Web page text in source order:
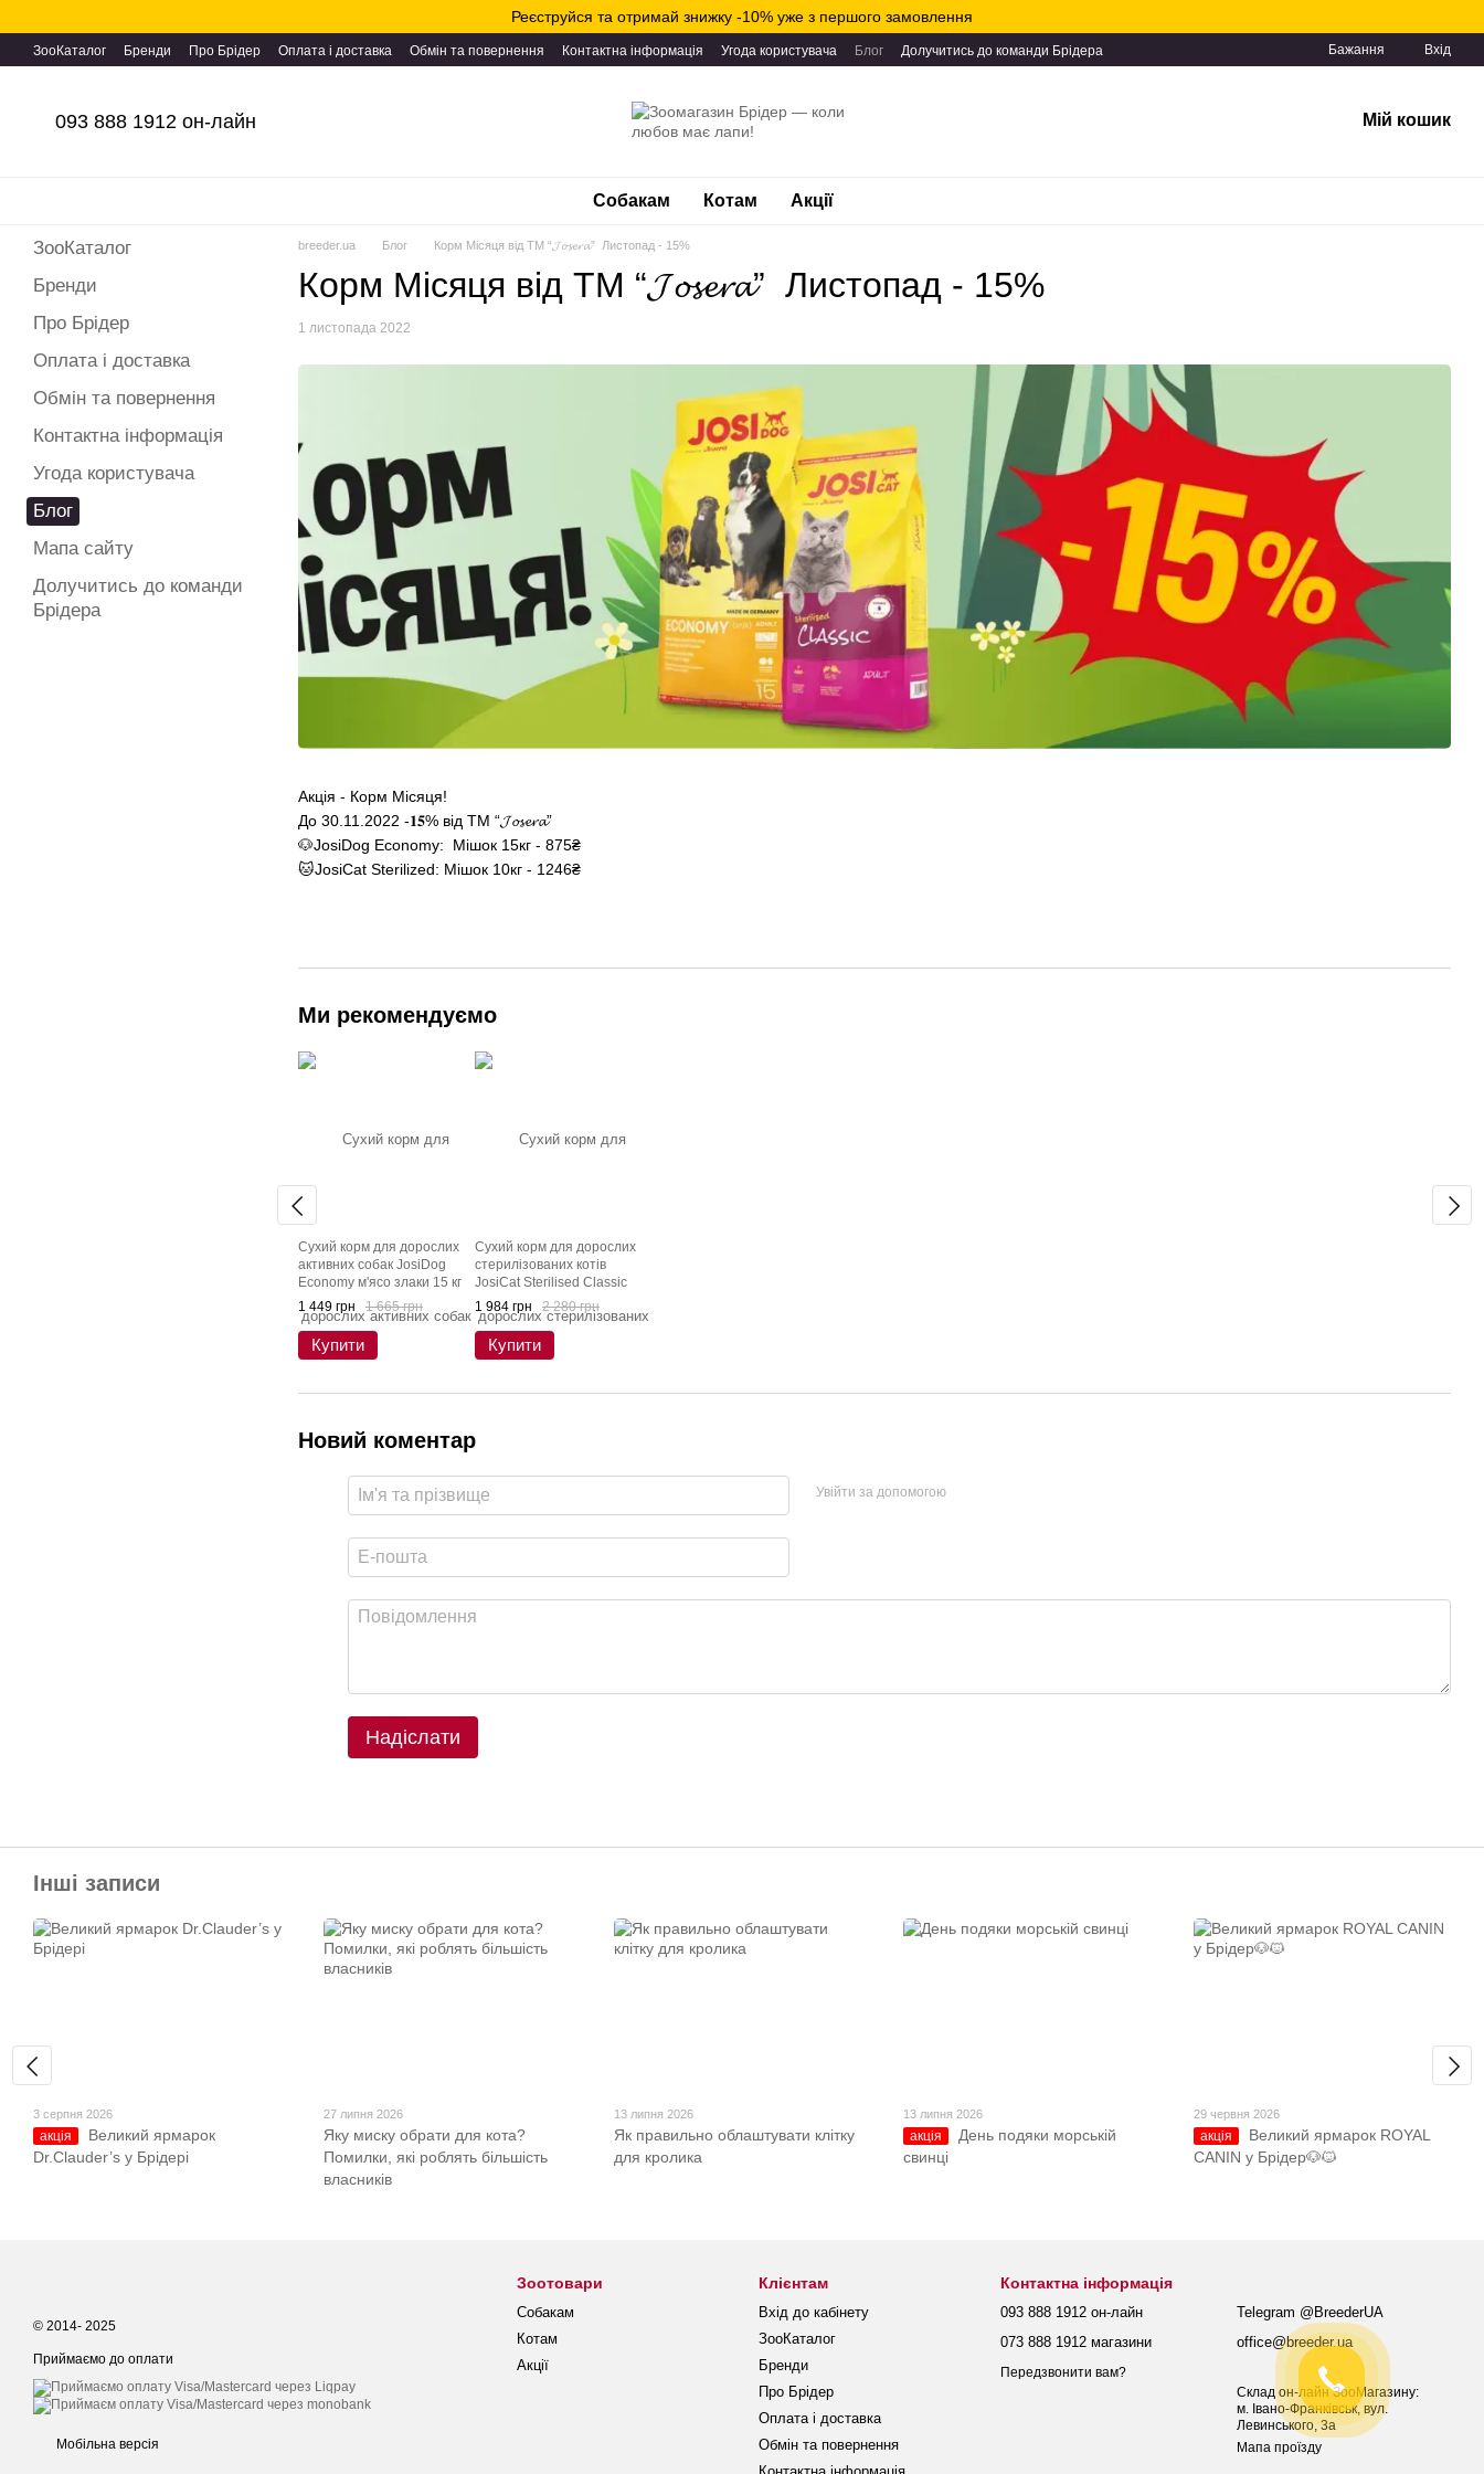
Реєструйся та отримай знижку -10% уже з першого замовлення
ЗооКаталог Бренди Про Брідер Оплата і доставка Обмін та повернення Контактна інформація Угода користувача Блог Долучитись до команди Брідера Бажання Вхід
093 888 1912 он-лайн Мій кошик
Собакам Котам Акції
breeder.ua Блог Корм Місяця від ТМ “𝓙𝓸𝓼𝓮𝓻𝓪” Листопад - 15%
Корм Місяця від ТМ “𝓙𝓸𝓼𝓮𝓻𝓪” Листопад - 15%
1 листопада 2022
Акція - Корм Місяця!
До 30.11.2022 -𝟏𝟓% від ТМ “𝓙𝓸𝓼𝓮𝓻𝓪”
🐶JosiDog Economy: Мішок 15кг - 875₴
🐱JosiCat Sterilized: Мішок 10кг - 1246₴
Ми рекомендуємо
Сухий корм для дорослих
активних собак JosiDog
Economy м'ясо злаки 15 кг
1 449 грн
1 665 грн
Купити
Сухий корм для дорослих
стерилізованих котів
JosiCat Sterilised Classic
лосось курка рис 10 кг
1 984 грн 2 280 грн
Купити
Новий коментар
Увійти за допомогою
Надіслати
ЗооКаталог
Бренди
Про Брідер
Оплата і доставка
Обмін та повернення
Контактна інформація
Угода користувача
Блог
Мапа сайту
Долучитись до команди
Брідера
Інші записи
3 серпня 2026
акція
Великий ярмарок
Dr.Clauder’s у Брідері
27 липня 2026
Яку миску обрати для кота?
Помилки, які роблять більшість
власників
13 липня 2026
Як правильно облаштувати клітку
для кролика
13 липня 2026
акція
День подяки морській
свинці
29 червня 2026
акція
Великий ярмарок ROYAL
CANIN у Брідер🐶🐱
© 2014- 2025
Приймаємо до оплати
Мобільна версія
Зоотовари
Собакам
Котам
Акції
Клієнтам
Вхід до кабінету
ЗооКаталог
Бренди
Про Брідер
Оплата і доставка
Обмін та повернення
Контактна інформація
093 888 1912 он-лайн
073 888 1912 магазини
Передзвонити вам?
Telegram @BreederUA
office@breeder.ua
Склад он-лайн ЗооМагазину:
м. Івано-Франківськ, вул.
Левинського, 3а
Мапа проїзду